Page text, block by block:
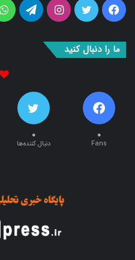
فیس
توییتر اینستاگرامتلگرام
ما را دنبال کنید
۰
Fans
۰
دنبال کننده‌ها